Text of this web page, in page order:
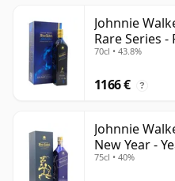
Johnnie
Rare Series -
70cl • 43.8%
1166 € ?
Johnnie
New Year -
75cl • 40%